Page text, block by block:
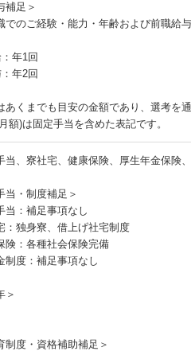
補足＞
でのご経験・能力・年齢および前職給
年1回
年2回
あくまでも目安の金額であり、選考を
額)は固定手当を含めた表記です。
当、寮社宅、健康保険、厚生年金保険
当・制度補足＞
当：補足事項なし
：独身寮、借上げ社宅制度
険：各種社会保険完備
制度：補足事項なし
＞
制度・資格補助補足＞